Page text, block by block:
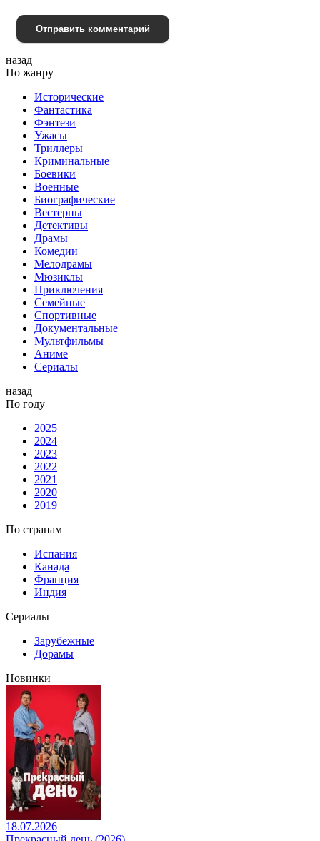
Отправить комментарий
назад
По жанру
Исторические
Фантастика
Фэнтези
Ужасы
Триллеры
Криминальные
Боевики
Военные
Биографические
Вестерны
Детективы
Драмы
Комедии
Мелодрамы
Мюзиклы
Приключения
Семейные
Спортивные
Документальные
Мультфильмы
Аниме
Сериалы
назад
По году
2025
2024
2023
2022
2021
2020
2019
По странам
Испания
Канада
Франция
Индия
Сериалы
Зарубежные
Дорамы
Новинки
18.07.2026